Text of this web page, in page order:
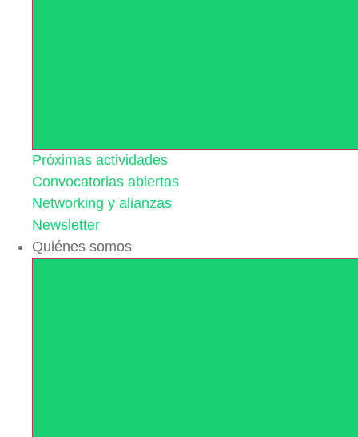
Próximas actividades
Convocatorias abiertas
Networking y alianzas
Newsletter
Quiénes somos